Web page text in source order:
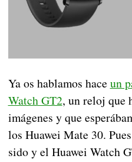
Ya os hablamos hace un
Watch GT2, un reloj que
imágenes y que
los Huawei Mate 30.
sido y el Huawei Watch